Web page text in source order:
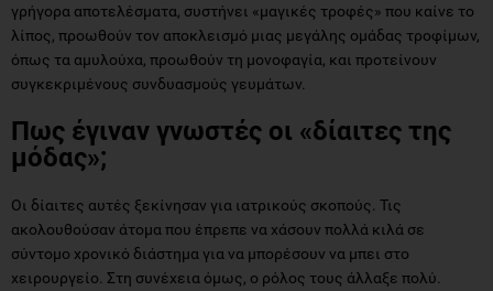
γρήγορα αποτελέσματα, συστήνει «μαγικές τροφές» που καίνε το
λίπος, προωθούν τον αποκλεισμό μιας μεγάλης ομάδας τροφίμων,
όπως τα αμυλούχα, προωθούν τη μονοφαγία, και προτείνουν
συγκεκριμένους συνδυασμούς γευμάτων.
Πως έγιναν γνωστές οι «δίαιτες της
μόδας»;
Οι δίαιτες αυτές ξεκίνησαν για ιατρικούς σκοπούς. Τις
ακολουθούσαν άτομα που έπρεπε να χάσουν πολλά κιλά σε
σύντομο χρονικό διάστημα για να μπορέσουν να μπει στο
χειρουργείο. Στη συνέχεια όμως, ο ρόλος τους άλλαξε πολύ.